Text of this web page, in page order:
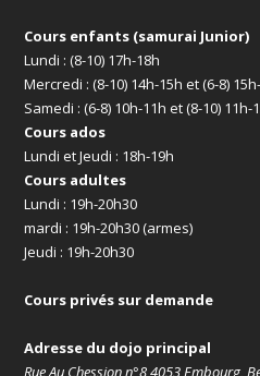
Cours enfants (samurai Junior)
Lundi : (8-10) 17h-18h
Mercredi : (8-10) 14h-15h et (6-8)
Samedi : (6-8) 10h-11h et (8-10) 11h-
Cours ados
Lundi et Jeudi : 18h-19h
Cours adultes
Lundi : 19h-20h30
mardi : 19h-20h30 (armes)
Jeudi : 19h-20h30
Cours privés sur demande
Adresse du dojo principal
Rue Au Chession n°8 4053 Embourg,